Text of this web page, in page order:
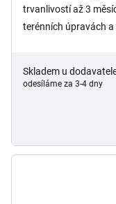
trvanlivostí až 3
terénních úpravách a
Skladem u
odesíláme za 3-4 dny